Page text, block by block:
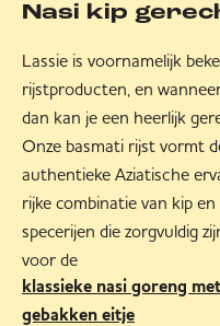
Nasi kip
Lassie is voornamelijk
rijstproducten, en
dan kan je een heerlijk
Onze basmati rijst vormt
authentieke Aziatische
rijke combinatie van kip
specerijen die zorgvuldig
voor de
klassieke nasi goreng
gebakken eitje